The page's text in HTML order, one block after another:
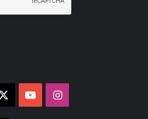
YouTubeInstagram